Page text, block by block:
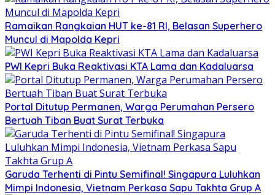
Ramaikan Rangkaian HUT ke-81 RI, Belasan Superhero
Muncul di Mapolda Kepri
PWI Kepri Buka Reaktivasi KTA Lama dan Kadaluarsa
Portal Ditutup Permanen, Warga Perumahan Persero
Bertuah Tiban Buat Surat Terbuka
Garuda Terhenti di Pintu Semifinal! Singapura Luluhkan
Mimpi Indonesia, Vietnam Perkasa Sapu Takhta Grup A